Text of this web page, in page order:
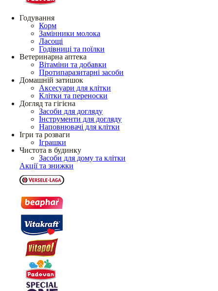
Годування
Корм
Замінники молока
Ласощі
Годівниці та поїлки
Ветеринарна аптека
Вітаміни та добавки
Протипаразитарні засоби
Домашній затишок
Аксесуари для клітки
Клітки та переноски
Догляд та гігієна
Засоби для догляду
Інструменти для догляду
Наповнювачі для клітки
Ігри та розваги
Іграшки
Чистота в будинку
Засоби для дому та клітки
Акції та знижки